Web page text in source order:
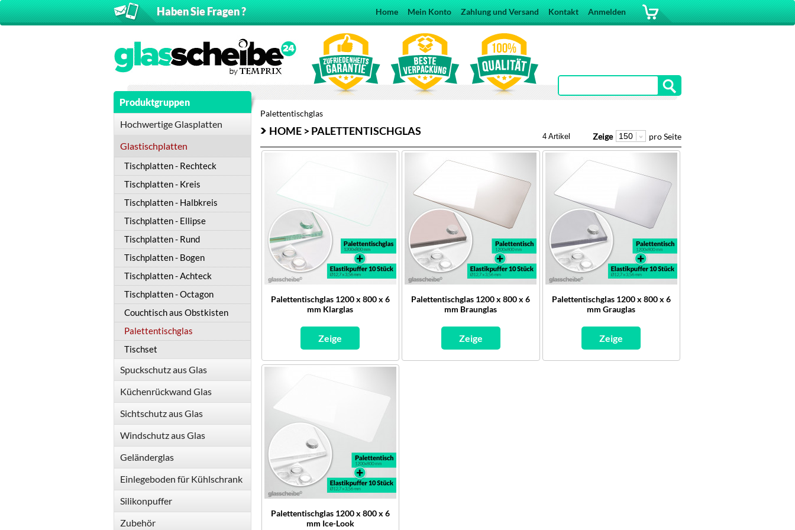
Haben Sie Fragen ? Home Mein Konto Zahlung und Versand Kontakt Anmelden
Produktgruppen
Hochwertige Glasplatten
Glastischplatten
Tischplatten - Rechteck
Tischplatten - Kreis
Tischplatten - Halbkreis
Tischplatten - Ellipse
Tischplatten - Rund
Tischplatten - Bogen
Tischplatten - Achteck
Tischplatten - Octagon
Couchtisch aus Obstkisten
Palettentischglas
Tischset
Spuckschutz aus Glas
Küchenrückwand Glas
Sichtschutz aus Glas
Windschutz aus Glas
Geländerglas
Einlegeboden für Kühlschrank
Silikonpuffer
Zubehör
Palettentischglas
HOME > PALETTENTISCHGLAS 4 Artikel Zeige pro Seite
Palettentischglas 1200 x 800 x 6
mm Klarglas
Zeige
Palettentischglas 1200 x 800 x 6
mm Braunglas
Zeige
Palettentischglas 1200 x 800 x 6
mm Grauglas
Zeige
Palettentischglas 1200 x 800 x 6
mm Ice-Look